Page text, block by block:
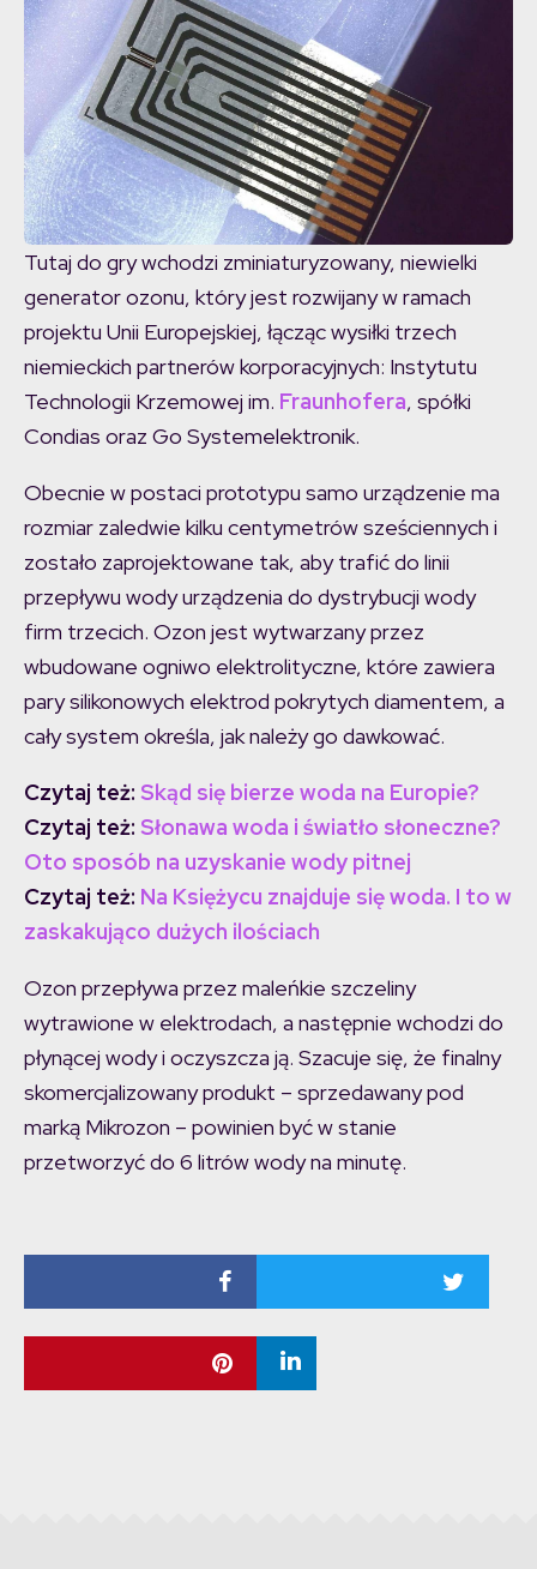
Tutaj do gry wchodzi zminiaturyzowany, niewielki
generator ozonu, który jest rozwijany w ramach
projektu Unii Europejskiej, łącząc wysiłki trzech
niemieckich partnerów korporacyjnych: Instytutu
Technologii Krzemowej im. Fraunhofera, spółki
Condias oraz Go Systemelektronik.
Obecnie w postaci prototypu samo urządzenie ma
rozmiar zaledwie kilku centymetrów sześciennych i
zostało zaprojektowane tak, aby trafić do linii
przepływu wody urządzenia do dystrybucji wody
firm trzecich. Ozon jest wytwarzany przez
wbudowane ogniwo elektrolityczne, które zawiera
pary silikonowych elektrod pokrytych diamentem, a
cały system określa, jak należy go dawkować.
Czytaj też: Skąd się bierze woda na Europie?
Czytaj też: Słonawa woda i światło słoneczne?
Oto sposób na uzyskanie wody pitnej
Czytaj też: Na Księżycu znajduje się woda. I to w
zaskakująco dużych ilościach
Ozon przepływa przez maleńkie szczeliny
wytrawione w elektrodach, a następnie wchodzi do
płynącej wody i oczyszcza ją. Szacuje się, że finalny
skomercjalizowany produkt – sprzedawany pod
marką Mikrozon – powinien być w stanie
przetworzyć do 6 litrów wody na minutę.